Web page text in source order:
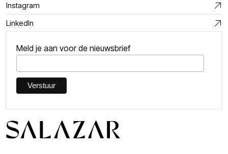
Instagram
LinkedIn
Meld je aan voor de nieuwsbrief